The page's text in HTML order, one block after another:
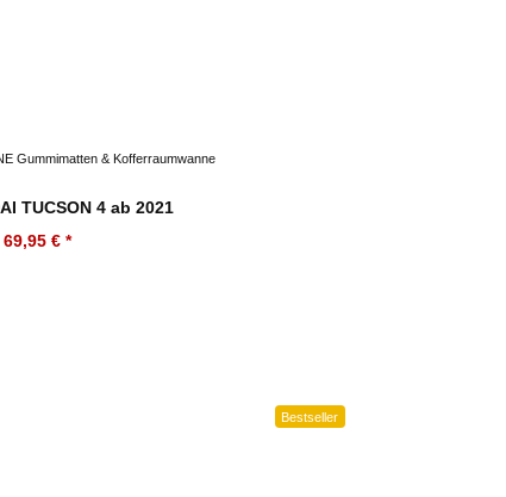
Gummimatten & Kofferraumwanne
TUCSON 4 ab 2021
69,95 € *
Bestseller